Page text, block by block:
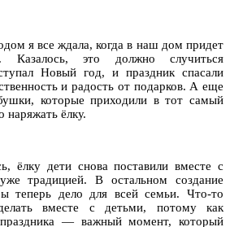
я все ждала, когда в наш дом придет
Казалось, это должно случиться
Новый год, и праздник спасали
и радость от подарков. А еще
которые приходили в тот самый
наряжать ёлку.
ёлку дети снова поставили вместе с
традицией. В остальном создание
теперь дело для всей семьи. Что-то
вместе с детьми, потому как
— важный момент, который